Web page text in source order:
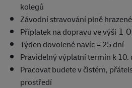
kolegů
Závodní stravování plně
Příplatek na dopravu ve výši 1
Týden dovolené navíc = 25 dní
Pravidelný výplatní termín k 10.
Pracovat budete v čistém,
prostředí